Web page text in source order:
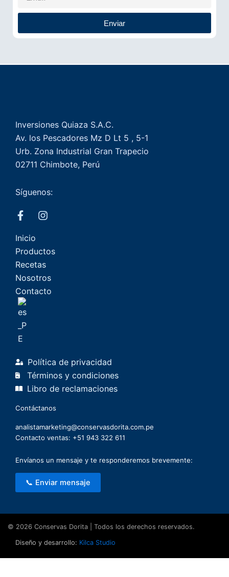
Enviar
Inversiones Quiaza S.A.C.
Av. los Pescadores Mz D Lt 5 , 5-1
Urb. Zona Industrial Gran Trapecio
02711 Chimbote, Perú
Síguenos:
Inicio
Productos
Recetas
Nosotros
Contacto
Política de privacidad
Términos y condiciones
Libro de reclamaciones
Contáctanos
analistamarketing@conservasdorita.com.pe
Contacto ventas: +51 943 322 611
Envíanos un mensaje y te responderemos brevemente:
📞 Enviar mensaje
© 2026 Conservas Dorita | Todos los derechos reservados.
Diseño y desarrollo: Kilca Studio